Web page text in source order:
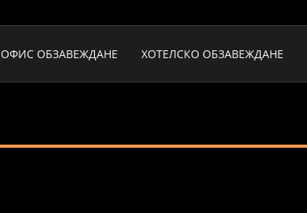
ОФИС ОБЗАВЕЖДАНЕ ХОТЕЛСКО ОБЗАВЕЖДАНЕ